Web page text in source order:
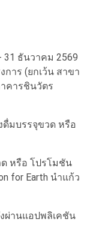
31 ธันวาคม 2569
าร (ยกเว้น สาขา
คารชินวัตร
ดื่มบรรจุขวด หรือ
หรือ โปรโมชัน
for Earth นำแก้ว
ผ่านแอปพลิเคชัน